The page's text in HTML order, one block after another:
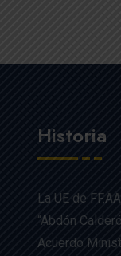
Historia
La UE de
“Abdón
Acuerdo